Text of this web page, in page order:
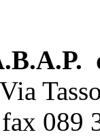
089